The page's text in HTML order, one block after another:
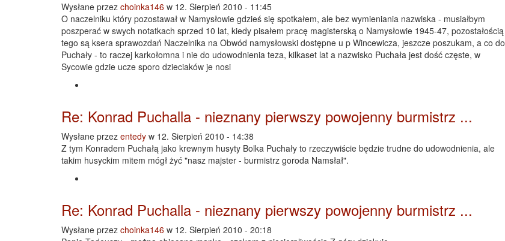
Wysłane przez choinka146 w 12. Sierpień 2010 - 11:45
O naczelniku który pozostawał w Namysłowie gdzieś się spotkałem, ale bez wymieniania nazwiska - musiałbym
poszperać w swych notatkach sprzed 10 lat, kiedy pisałem pracę magisterską o Namysłowie 1945-47, pozostałością
tego są ksera sprawozdań Naczelnika na Obwód namysłowski dostępne u p Wincewicza, jeszcze poszukam, a co do
Puchały - to raczej karkołomna i nie do udowodnienia teza, kilkaset lat a nazwisko Puchała jest dość częste, w
Sycowie gdzie ucze sporo dzieciaków je nosi
Re: Konrad Puchalla - nieznany pierwszy powojenny burmistrz ...
Wysłane przez entedy w 12. Sierpień 2010 - 14:38
Z tym Konradem Puchałą jako krewnym husyty Bolka Puchały to rzeczywiście będzie trudne do udowodnienia, ale
takim husyckim mitem mógł żyć "nasz majster - burmistrz goroda Namsłał".
Re: Konrad Puchalla - nieznany pierwszy powojenny burmistrz ...
Wysłane przez choinka146 w 12. Sierpień 2010 - 20:18